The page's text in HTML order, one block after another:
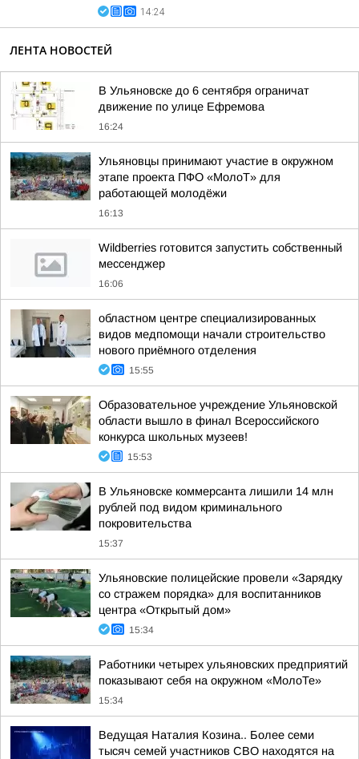
14:24
ЛЕНТА НОВОСТЕЙ
В Ульяновске до 6 сентября ограничат
движение по улице Ефремова
16:24
Ульяновцы принимают участие в окружном
этапе проекта ПФО «МолоТ» для
работающей молодёжи
16:13
Wildberries готовится запустить собственный
мессенджер
16:06
областном центре специализированных
видов медпомощи начали строительство
нового приёмного отделения
15:55
Образовательное учреждение Ульяновской
области вышло в финал Всероссийского
конкурса школьных музеев!
15:53
В Ульяновске коммерсанта лишили 14 млн
рублей под видом криминального
покровительства
15:37
Ульяновские полицейские провели «Зарядку
со стражем порядка» для воспитанников
центра «Открытый дом»
15:34
Работники четырех ульяновских предприятий
показывают себя на окружном «МолоТе»
15:34
Ведущая Наталия Козина.. Более семи
тысяч семей участников СВО находятся на